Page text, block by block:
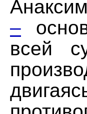
–
всей